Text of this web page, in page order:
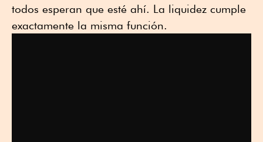
todos esperan que esté ahí. La liquidez cumple
exactamente la misma función.